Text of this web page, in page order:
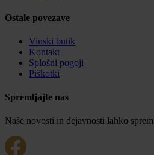
Ostale povezave
Vinski butik
Kontakt
Splošni pogoji
Piškotki
Spremljajte nas
Naše novosti in dejavnosti lahko